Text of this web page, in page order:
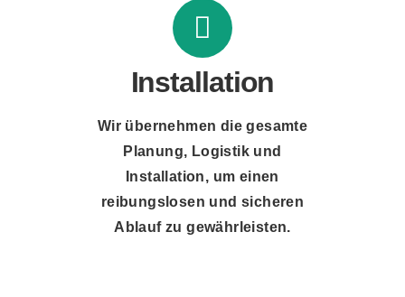
Installation
Wir übernehmen die gesamte
Planung, Logistik und
Installation, um einen
reibungslosen und sicheren
Ablauf zu gewährleisten.